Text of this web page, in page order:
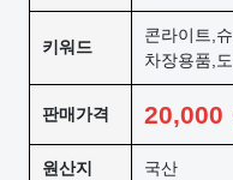
키워드
콘라이트,
차장용품,
판매가격 20,000
원산지 국산